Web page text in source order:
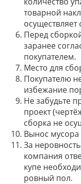
товарной
Перед
заранее
покупателем.
Место для
Покупателю
избежание
Не забудьте
проект
сборка не
Вынос
За
компания
купе
ровный пол.